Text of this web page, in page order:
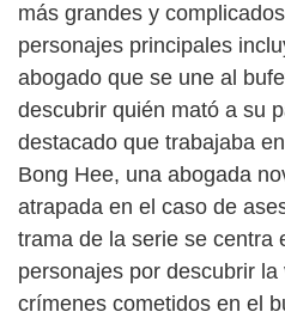
más grandes y
personajes principales
abogado que se une al
descubrir quién mató a su
destacado que trabajaba
Bong Hee, una abogada
atrapada en el caso de
trama de la serie se centra
personajes por descubrir
crímenes cometidos en el